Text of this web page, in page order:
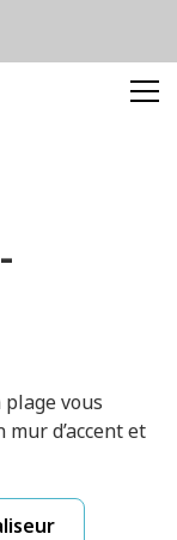
vous
d’accent et